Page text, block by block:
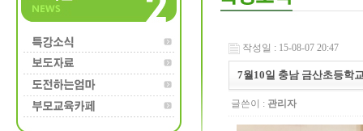
작성일 : 15-08-07 20:47
7월10일 충남 금산초등학
글쓴이 : 관리자